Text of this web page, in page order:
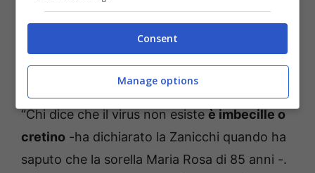
Quando sua sorella ha contratto il
non ha avuto mezzi termini nei confronti di
ancora, nonostante la pandemia, non crede
all’esistenza dell’infezione.
“Chi dice che il virus non esisteè imbecille o
cretino -ha dichiarato la Zanicchi quando ha
saputo che la sorella Maria Rosa di 85 anni -.
Consent
Manage options